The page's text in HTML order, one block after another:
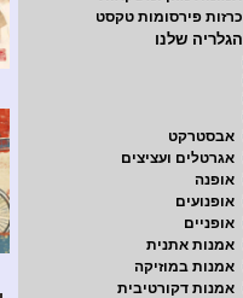
כרזות פירסומות טקסט
הגלריה שלנו
אבסטרקט
אגרטלים ועציצים
אופנה
אופנועים
אופניים
אמנות אתנית
אמנות במוזיקה
אמנות דקורטיבית